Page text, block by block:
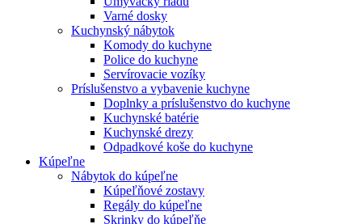
Varné dosky
Kuchynský nábytok
Komody do kuchyne
Police do kuchyne
Servírovacie vozíky
Príslušenstvo a vybavenie kuchyne
Doplnky a príslušenstvo do kuchyne
Kuchynské batérie
Kuchynské drezy
Odpadkové koše do kuchyne
Kúpeľne
Nábytok do kúpeľne
Kúpeľňové zostavy
Regály do kúpeľne
Skrinky do kúpeľňe